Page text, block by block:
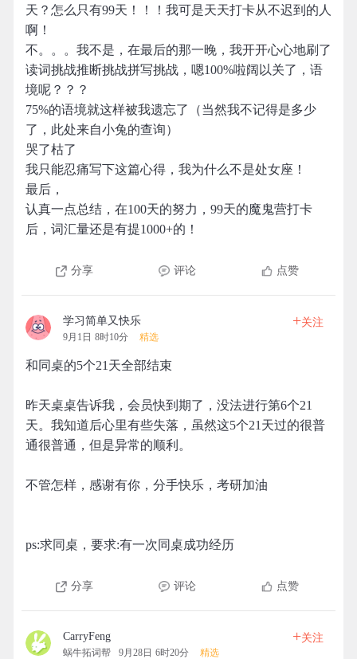
天？怎么只有99天！！！我可是天天打卡从不迟到的人
啊！
不。。。我不是，在最后的那一晚，我开开心心地刷了
读词挑战推断挑战拼写挑战，嗯100%啦阔以关了，语
境呢？？？
75%的语境就这样被我遗忘了（当然我不记得是多少
了，此处来自小兔的查询）
哭了枯了
我只能忍痛写下这篇心得，我为什么不是处女座！
最后，
认真一点总结，在100天的努力，99天的魔鬼营打卡
后，词汇量还是有提1000+的！
分享 评论 点赞
学习简单又快乐
9月1日 8时10分 精选
+关注
和同桌的5个21天全部结束
昨天桌桌告诉我，会员快到期了，没法进行第6个21
天。我知道后心里有些失落，虽然这5个21天过的很普
通很普通，但是异常的顺利。
不管怎样，感谢有你，分手快乐，考研加油
ps:求同桌，要求:有一次同桌成功经历
分享 评论 点赞
CarryFeng
蜗牛拓词帮 9月28日 6时20分 精选
+关注